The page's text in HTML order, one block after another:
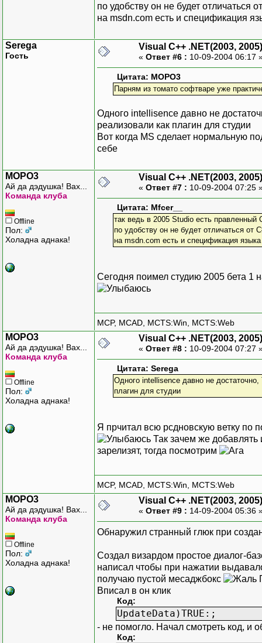
по удобству он не будет отличаться
на msdn.com есть и спецификация
Serega
Гость
Visual C++ .NET(2003, 2005)
« Ответ #6 : 10-09-2004 06:17
Цитата: MOPO3
Парням из томато софтваре уже
Одного intellisence давно не
реализовали как плагин для студии
Вот когда MS сделает нормальную
себе
MOPO3
Ай да дэдушка! Вах...
Команда клуба
Offline
Пол:
Холадна аднака!
Visual C++ .NET(2003, 2005)
« Ответ #7 : 10-09-2004 07:25
Цитата: Mfcer__
так ведь в 2005 Studio есть
по удобству он не будет отличаться от
на msdn.com есть и спецификация
Сегодня поимел студию 2005 бета 1
MCP, MCAD, MCTS:Win, MCTS:Web
MOPO3
Ай да дэдушка! Вах...
Команда клуба
Offline
Пол:
Холадна аднака!
Visual C++ .NET(2003, 2005)
« Ответ #8 : 10-09-2004 07:27
Цитата: Serega
Одного intellisence давно не
плагин для студии
Я прчитал всю рсдновскую ветку по
Так зачем же добавлять
зарелизят, тогда посмотрим
MCP, MCAD, MCTS:Win, MCTS:Web
MOPO3
Ай да дэдушка! Вах...
Команда клуба
Offline
Пол:
Холадна аднака!
Visual C++ .NET(2003, 2005)
« Ответ #9 : 14-09-2004 05:36
Обнаружил странный глюк при
Создал визардом простое диалог-
написал чтобы при нажатии
получаю пустой месаджбокс
Вписал в он клик
Код:
UpdateData)TRUE:;
- не помогло. Начал смотреть код, и
Код: